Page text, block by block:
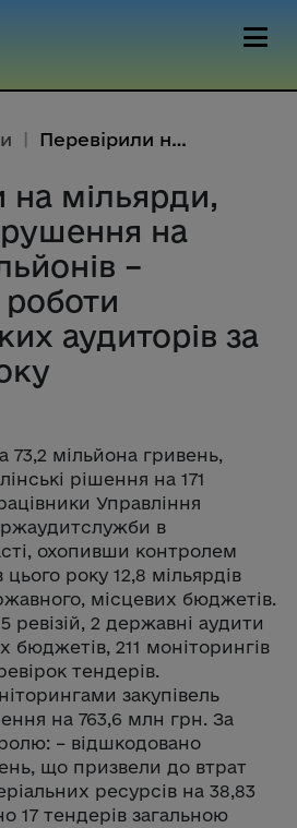
| Перевірили на мільярди, виявил...
на мільярди,
на
–
роботи
аудиторів за
73,2 мільйона гривень,
рішення на 171
Управління
в
охопивши контролем
року 12,8 мільярдів
місцевих бюджетів.
ревізій, 2 державні аудити
бюджетів, 211 моніторингів
тендерів.
закупівель
на 763,6 млн грн. За
– відшкодовано
що призвели до втрат
ресурсів на 38,83
17 тендерів загальною